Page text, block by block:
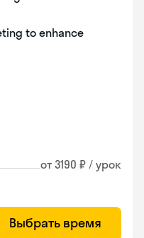
to enhance
от 3190 ₽ / урок
Выбрать время